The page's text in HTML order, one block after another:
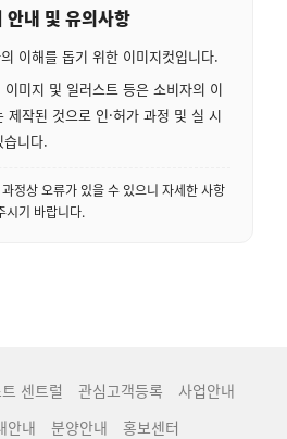
안내 및 유의사항
이해를 돕기 위한 이미지컷입니다.
미지 및 일러스트 등은 소비자의 이
작된 것으로 인·허가 과정 및 실 시
니다.
정상 오류가 있을 수 있으니 자세한 사항
시기 바랍니다.
센트럴 관심고객등록
사업안내
안내 분양안내 홍보센터